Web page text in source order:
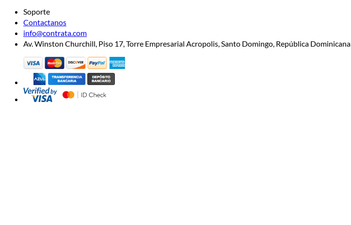
Soporte
Contactanos
info@contrata.com
Av. Winston Churchill, Piso 17, Torre Empresarial Acropolis, Santo Domingo, República Dominicana